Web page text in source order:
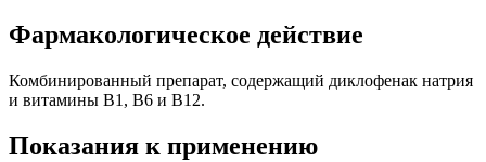
Фармакологическое действие
Комбинированный препарат, содержащий диклофенак натрия
и витамины В1, В6 и В12.
Показания к применению